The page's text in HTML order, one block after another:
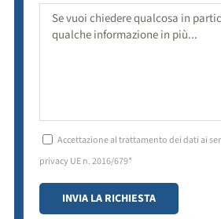
Accettazione al trattamento dei dati ai
privacy UE n. 2016/679*